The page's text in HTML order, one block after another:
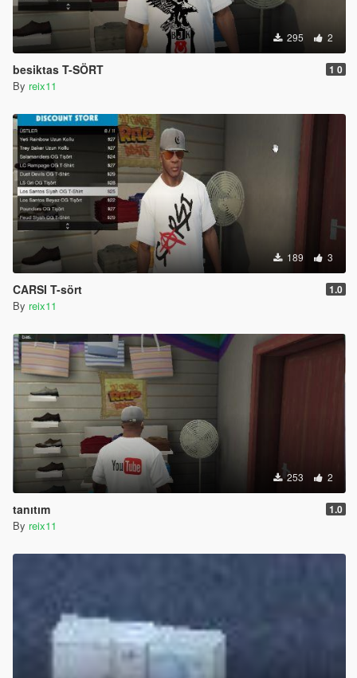
295 2
besiktas T-SÖRT 1 0
By reix11
189 3
CARSI T-sört 1.0
By reix11
253 2
tanıtım 1.0
By reix11